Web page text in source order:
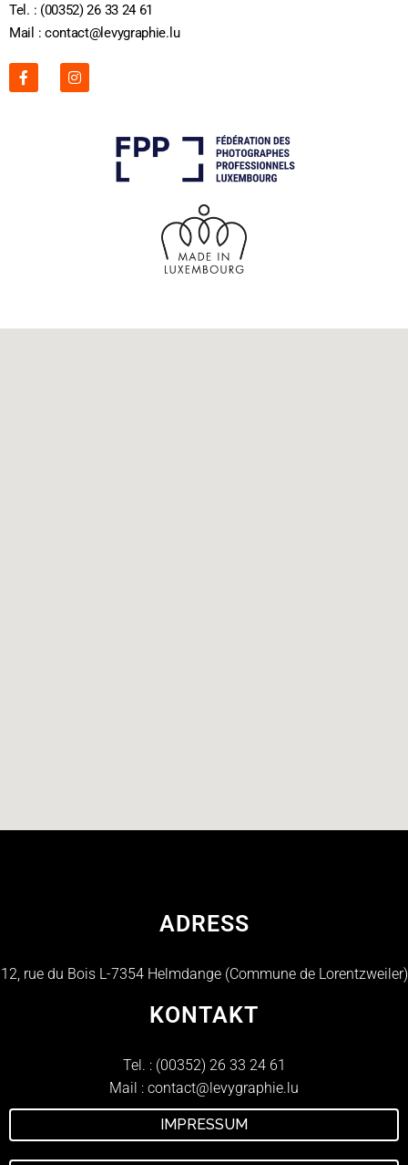
Tel. : (00352) 26 33 24 61
Mail : contact@levygraphie.lu
ADRESS
12, rue du Bois L-7354 Helmdange (Commune de Lorentzweiler)
KONTAKT
Tel. : (00352) 26 33 24 61
Mail : contact@levygraphie.lu
IMPRESSUM